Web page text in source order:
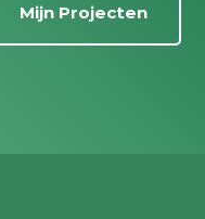
Mijn Projecten